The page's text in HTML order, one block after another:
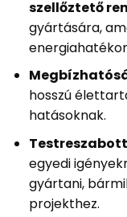
szellőztető
gyártására,
hosszú
hatásoknak.
egyedi
gyártani,
projekthez.